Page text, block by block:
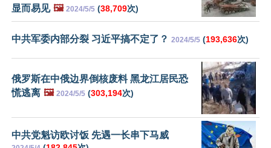
显而易见 🖼️ 2024/5/5 (38,709次)
中共军委内部分裂 习近平搞不定了？ 2024/5/5 (193,636次)
俄罗斯在中俄边界倒核废料 黑龙江居民恐
慌逃离 🖼️ 2024/5/5 (303,194次)
中共党魁访欧讨饭 先遇一长串下马威